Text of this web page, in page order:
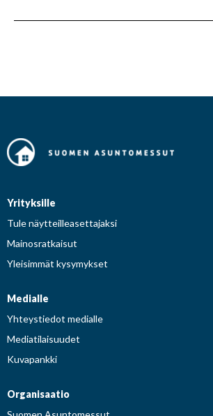
Yrityksille
Tule näytteilleasettajaksi
Mainosratkaisut
Yleisimmät kysymykset
Medialle
Yhteystiedot medialle
Mediatilaisuudet
Kuvapankki
Organisaatio